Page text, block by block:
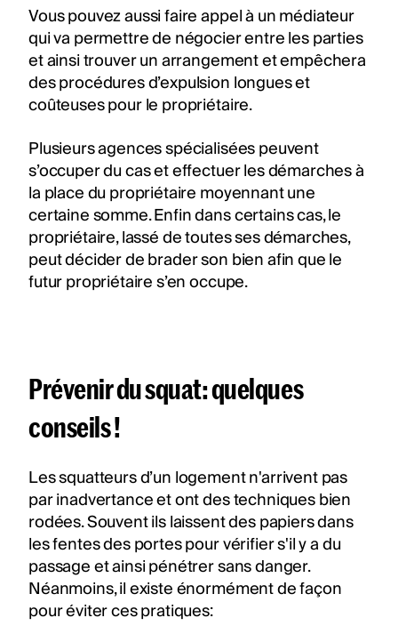
Vous pouvez aussi faire appel à un médiateur
qui va permettre de négocier entre les parties
et ainsi trouver un arrangement et empêchera
des procédures d’expulsion longues et
coûteuses pour le propriétaire.
Plusieurs agences spécialisées peuvent
s’occuper du cas et effectuer les démarches à
la place du propriétaire moyennant une
certaine somme. Enfin dans certains cas, le
propriétaire, lassé de toutes ses démarches,
peut décider de brader son bien afin que le
futur propriétaire s’en occupe.
Prévenir du squat: quelques
conseils !
Les squatteurs d’un logement n'arrivent pas
par inadvertance et ont des techniques bien
rodées. Souvent ils laissent des papiers dans
les fentes des portes pour vérifier s'il y a du
passage et ainsi pénétrer sans danger.
Néanmoins, il existe énormément de façon
pour éviter ces pratiques: